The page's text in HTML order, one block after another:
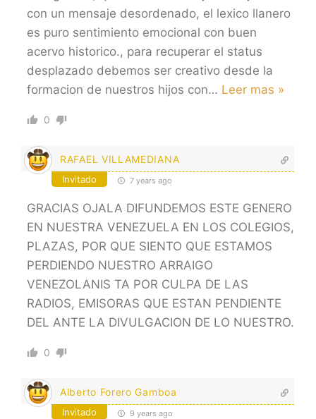
con un mensaje desordenado, el lexico llanero
es puro sentimiento emocional con buen
acervo historico., para recuperar el status
desplazado debemos ser creativo desde la
formacion de nuestros hijos con… Leer mas »
0
RAFAEL VILLAMEDIANA
Invitado 7 years ago
GRACIAS OJALA DIFUNDEMOS ESTE GENERO
EN NUESTRA VENEZUELA EN LOS COLEGIOS,
PLAZAS, POR QUE SIENTO QUE ESTAMOS
PERDIENDO NUESTRO ARRAIGO
VENEZOLANIS TA POR CULPA DE LAS
RADIOS, EMISORAS QUE ESTAN PENDIENTE
DEL ANTE LA DIVULGACION DE LO NUESTRO.
0
Alberto Forero Gamboa
Invitado 9 years ago